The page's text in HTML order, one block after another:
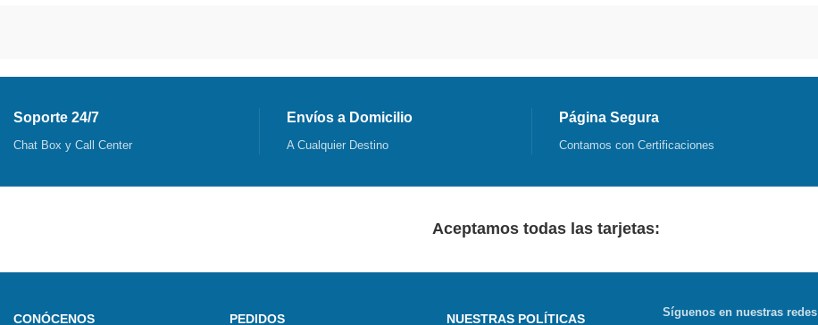
Soporte 24/7
Chat Box y Call Center
Envíos a Domicilio
A Cualquier Destino
Página Segura
Contamos con Certificaciones
Aceptamos todas las tarjetas:
CONÓCENOS PEDIDOS NUESTRAS POLÍTICAS
Síguenos en nuestras redes